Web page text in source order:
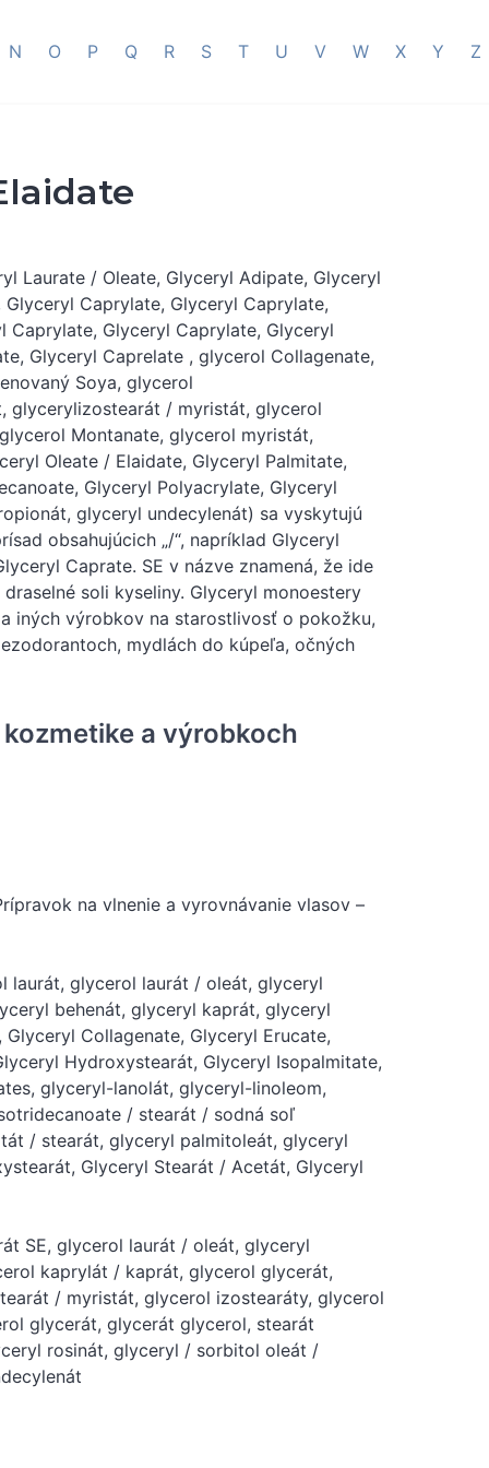
N O P Q R S T U V W X Y Z
Laurate / Oleate, Glyceryl Adipate, Glyceryl
Caprylate, Glyceryl Caprylate,
Glyceryl Caprylate, Glyceryl
Glyceryl Caprelate , glycerol Collagenate,
Soya, glycerol
glycerylizostearát / myristát, glycerol
Montanate, glycerol myristát,
Oleate / Elaidate, Glyceryl Palmitate,
Glyceryl Polyacrylate, Glyceryl
glyceryl undecylenát) sa vyskytujú
obsahujúcich „/“, napríklad Glyceryl
Caprate. SE v názve znamená, že ide
soli kyseliny. Glyceryl monoestery
iných výrobkov na starostlivosť o pokožku,
mydlách do kúpeľa, očných
a výrobkoch
na vlnenie a vyrovnávanie vlasov –
laurát, glycerol laurát / oleát, glyceryl
behenát, glyceryl kaprát, glyceryl
Collagenate, Glyceryl Erucate,
Hydroxystearát, Glyceryl Isopalmitate,
glyceryl-lanolát, glyceryl-linoleom,
/ stearát / sodná soľ
/ stearát, glyceryl palmitoleát, glyceryl
Glyceryl Stearát / Acetát, Glyceryl
SE, glycerol laurát / oleát, glyceryl
kaprylát / kaprát, glycerol glycerát,
/ myristát, glycerol izostearáty, glycerol
glycerát, glycerát glycerol, stearát
rosinát, glyceryl / sorbitol oleát /